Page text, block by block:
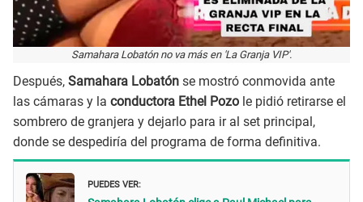
Samahara Lobatón no va más en 'La Granja VIP'.
Después, Samahara Lobatón se mostró conmovida ante
las cámaras y la conductora Ethel Pozo le pidió retirarse el
sombrero de granjera y dejarlo para ir al set principal,
donde se despediría del programa de forma definitiva.
PUEDES VER: